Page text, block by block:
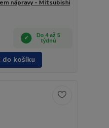
nápravy - Mitsubishi
Do 4 až 5
týdnů
do košíku